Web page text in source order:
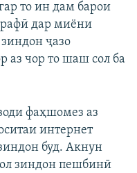
то ин дам барои
дар миёни
ҷазо
аз чор то шаш сол ба
фаҳшомез аз
интернет
буд. Акнун
зиндон пешбинӣ